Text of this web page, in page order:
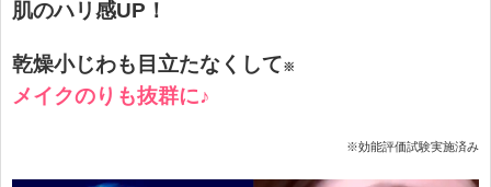
肌のハリ感UP！
乾燥小じわも目立たなくして※
メイクのりも抜群に♪
※効能評価試験実施済み